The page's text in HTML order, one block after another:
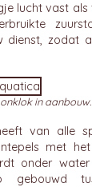
lucht vast
dienst, zodat
in
van alle
met
onder
gebouwd